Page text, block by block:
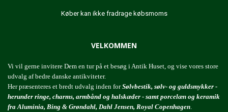
Køber kan ikke fradrage købsmoms
VELKOMMEN
Vi vil gerne invitere Dem en tur på et besøg i Antik Huset, og vise vores store
udvalg af bedre danske antikviteter.
Her præsenteres et bredt udvalg inden forSølvbestik, sølv- og guldsmykker -
herunder ringe, charms, armbånd og halskæder - samt porcelæn og keramik
fra Aluminia, Bing & Grøndahl, Dahl Jensen, Royal Copenhagen